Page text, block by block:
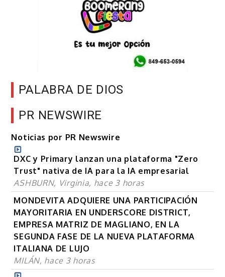
PALABRA DE DIOS
PR NEWSWIRE
Noticias por PR Newswire
DXC y Primary lanzan una plataforma "Zero
Trust" nativa de IA para la IA empresarial
ASHBURN, Virginia, hace 3 horas
MONDEVITA ADQUIERE UNA PARTICIPACIÓN
MAYORITARIA EN UNDERSCORE DISTRICT,
EMPRESA MATRIZ DE MAGLIANO, EN LA
SEGUNDA FASE DE LA NUEVA PLATAFORMA
ITALIANA DE LUJO
MILÁN, hace 3 horas